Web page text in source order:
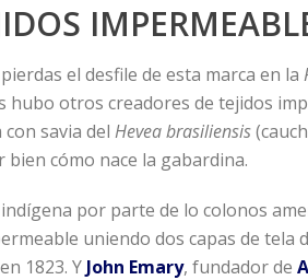
el desfile de esta marca en la
hubo otros creadores de tejidos
savia del Hevea brasiliensis
cómo nace la gabardina.
por parte de lo colonos
uniendo dos capas de tela
1823. Y John Emary, fundador de